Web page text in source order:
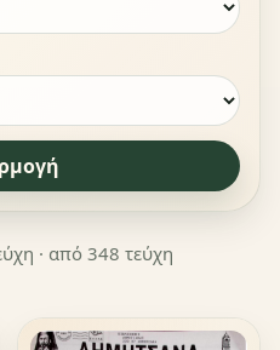
· από 348 τεύχη